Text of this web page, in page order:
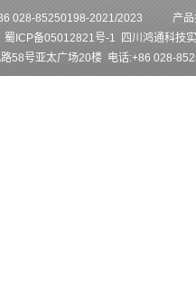
028-85250198-2021/2023
产
蜀ICP备05012821号-1 四川鸿通科技
58号亚太广场20楼 电话:+86 028-